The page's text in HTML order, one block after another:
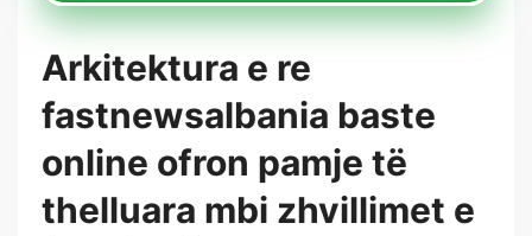
Arkitektura e re
fastnewsalbania baste
online ofron pamje të
thelluara mbi zhvillimet e